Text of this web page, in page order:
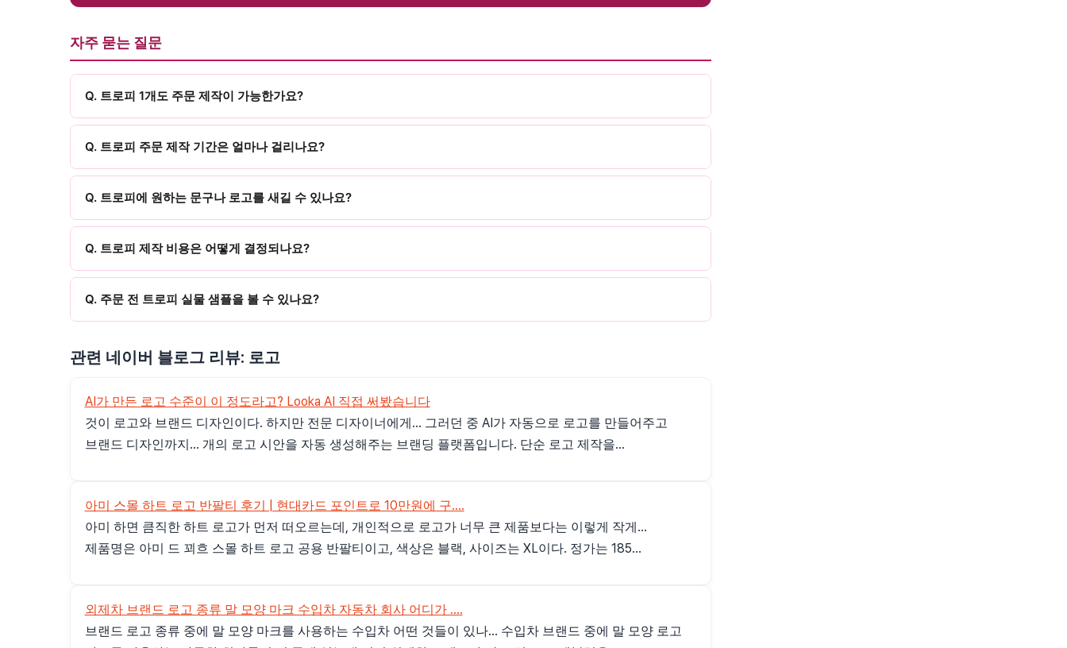
자주 묻는 질문
Q. 트로피 1개도 주문 제작이 가능한가요?
Q. 트로피 주문 제작 기간은 얼마나 걸리나요?
Q. 트로피에 원하는 문구나 로고를 새길 수 있나요?
Q. 트로피 제작 비용은 어떻게 결정되나요?
Q. 주문 전 트로피 실물 샘플을 볼 수 있나요?
관련 네이버 블로그 리뷰: 로고
AI가 만든 로고 수준이 이 정도라고? Looka AI 직접 써봤습니다
것이 로고와 브랜드 디자인이다. 하지만 전문 디자이너에게... 그러던 중 AI가 자동으로 로고를 만들어주고
브랜드 디자인까지... 개의 로고 시안을 자동 생성해주는 브랜딩 플랫폼입니다. 단순 로고 제작을...
아미 스몰 하트 로고 반팔티 후기 | 현대카드 포인트로 10만원에 구....
아미 하면 큼직한 하트 로고가 먼저 떠오르는데, 개인적으로 로고가 너무 큰 제품보다는 이렇게 작게...
제품명은 아미 드 꾀흐 스몰 하트 로고 공용 반팔티이고, 색상은 블랙, 사이즈는 XL이다. 정가는 185...
외제차 브랜드 로고 종류 말 모양 마크 수입차 자동차 회사 어디가 ....
브랜드 로고 종류 중에 말 모양 마크를 사용하는 수입차 어떤 것들이 있나... 수입차 브랜드 중에 말 모양 로고